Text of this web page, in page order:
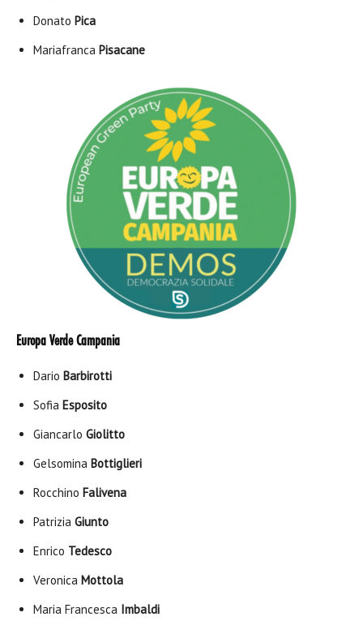
Donato Pica
Mariafranca Pisacane
Europa Verde Campania
Dario Barbirotti
Sofia Esposito
Giancarlo Giolitto
Gelsomina Bottiglieri
Rocchino Falivena
Patrizia Giunto
Enrico Tedesco
Veronica Mottola
Maria Francesca Imbaldi